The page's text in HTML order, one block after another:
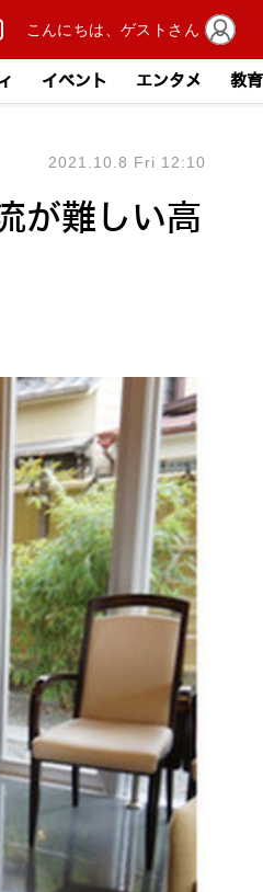
イベント エンタメ 教育
が難しい高
2021.10.8 Fri 12:10
こんにちは、ゲストさん